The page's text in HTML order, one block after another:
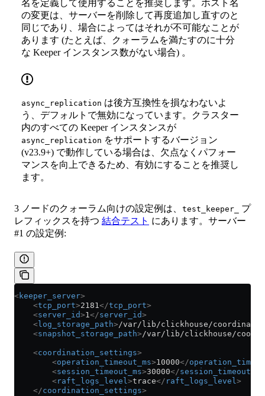
名を定義して使用することを推奨します。ホスト名
の変更は、サーバーを削除して再度追加し直すのと
同じであり、場合によってはそれが不可能なことが
あります (たとえば、クォーラムを満たすのに十分
な Keeper インスタンス数がない場合) 。
async_replication は後方互換性を損なわないよ
う、デフォルトで無効になっています。クラスター
内のすべての Keeper インスタンスが
async_replication をサポートするバージョン
(v23.9+) で動作している場合は、欠点なくパフォー
マンスを向上できるため、有効にすることを推奨し
ます。
3 ノードのクォーラム向けの設定例は、 test_keeper_
プ
レフィックスを持つ 結合テスト にあります。サーバー
#1 の設定例:
<keeper_server>
    <
tcp_port>2181</tcp_port>
    <
server_id>1</server_id>
    <
log_storage_path>/var/lib/clickhouse/
    <
snapshot_storage_path>/var/lib/clickhouse/
    <
coordination_settings>
        <
operation_timeout_ms>10000</
        <
session_timeout_ms>30000</session_timeout_ms
        <
raft_logs_level>trace</ raft_logs_level>
    </
coordination_settings>